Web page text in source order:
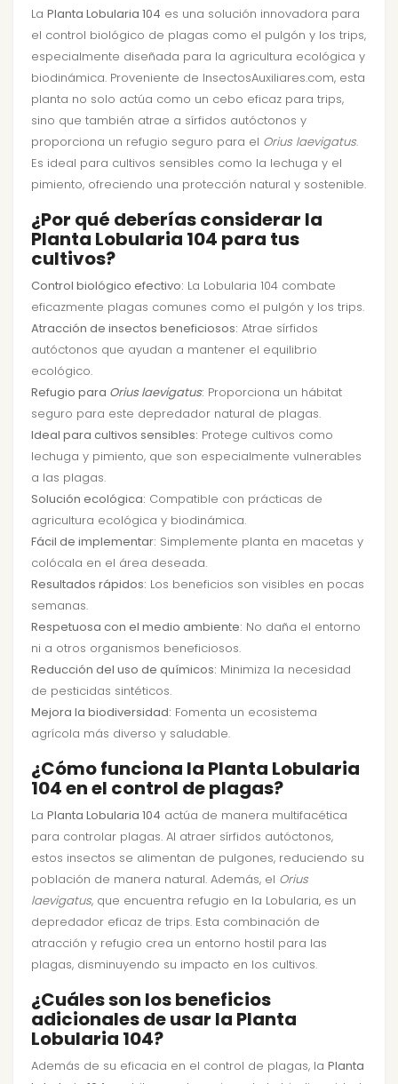
La Planta Lobularia 104 es una solución innovadora para
el control biológico de plagas como el pulgón y los trips,
especialmente diseñada para la agricultura ecológica y
biodinámica. Proveniente de InsectosAuxiliares.com, esta
planta no solo actúa como un cebo eficaz para trips,
sino que también atrae a sírfidos autóctonos y
proporciona un refugio seguro para el Orius laevigatus.
Es ideal para cultivos sensibles como la lechuga y el
pimiento, ofreciendo una protección natural y sostenible.
¿Por qué deberías considerar la
Planta Lobularia 104 para tus
cultivos?
Control biológico efectivo: La Lobularia 104 combate
eficazmente plagas comunes como el pulgón y los trips.
Atracción de insectos beneficiosos: Atrae sírfidos
autóctonos que ayudan a mantener el equilibrio
ecológico.
Refugio para Orius laevigatus: Proporciona un hábitat
seguro para este depredador natural de plagas.
Ideal para cultivos sensibles: Protege cultivos como
lechuga y pimiento, que son especialmente vulnerables
a las plagas.
Solución ecológica: Compatible con prácticas de
agricultura ecológica y biodinámica.
Fácil de implementar: Simplemente planta en macetas y
colócala en el área deseada.
Resultados rápidos: Los beneficios son visibles en pocas
semanas.
Respetuosa con el medio ambiente: No daña el entorno
ni a otros organismos beneficiosos.
Reducción del uso de químicos: Minimiza la necesidad
de pesticidas sintéticos.
Mejora la biodiversidad: Fomenta un ecosistema
agrícola más diverso y saludable.
¿Cómo funciona la Planta Lobularia
104 en el control de plagas?
La Planta Lobularia 104 actúa de manera multifacética
para controlar plagas. Al atraer sírfidos autóctonos,
estos insectos se alimentan de pulgones, reduciendo su
población de manera natural. Además, el Orius
laevigatus, que encuentra refugio en la Lobularia, es un
depredador eficaz de trips. Esta combinación de
atracción y refugio crea un entorno hostil para las
plagas, disminuyendo su impacto en los cultivos.
¿Cuáles son los beneficios
adicionales de usar la Planta
Lobularia 104?
Además de su eficacia en el control de plagas, la Planta